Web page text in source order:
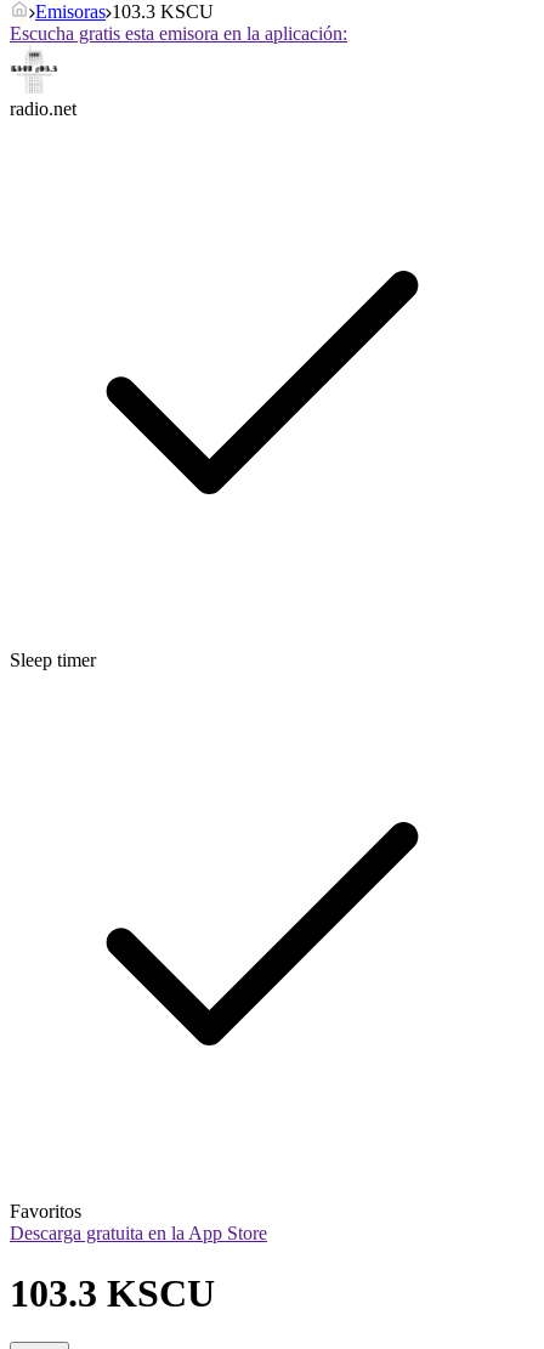
Emisoras 103.3 KSCU
Escucha gratis esta emisora en la aplicación:
radio.net
Sleep timer
Favoritos
Descarga gratuita en la App Store
103.3 KSCU